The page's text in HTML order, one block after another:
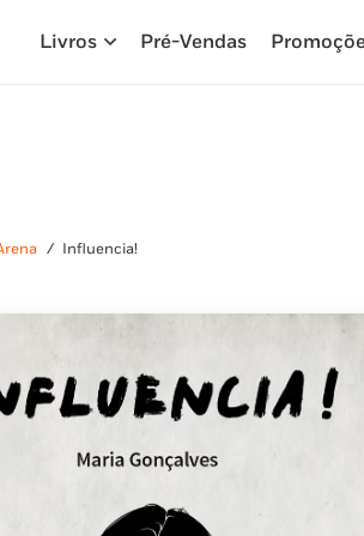
Livros Pré-Vendas
/ Influencia!